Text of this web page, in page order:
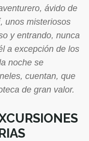
ávido de
unos misteriosos
y entrando, nunca
a excepción de los
noche se
cuentan, que
de gran valor.